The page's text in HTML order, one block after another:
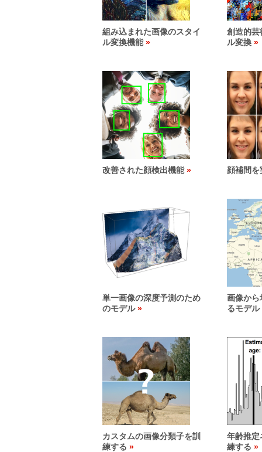
組み込まれた画像のスタイ
ル変換機能
創造的芸
ル変換
改善された顔検出機能 顔補間
単一画像の深度予測のため
のモデル
画像から
るモデル
カスタムの画像分類子を訓
練する
年齢推定
練する